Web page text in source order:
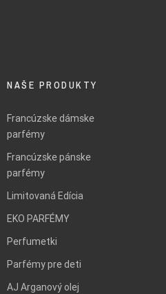
NAŠE PRODUKTY
Francúzske dámske
parfémy
Francúzske pánske
parfémy
Limitovaná Edícia
EKO PARFÉMY
Perfumetki
Parfémy pre deti
AJ Arganový olej